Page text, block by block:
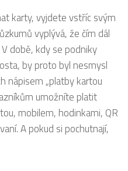
karty, vyjdete vstříc svým
vyplývá, že čím dál
době, kdy se podniky
by proto byl nesmysl
nápisem „platby kartou
umožníte platit
mobilem, hodinkami, QR
A pokud si pochutnají,